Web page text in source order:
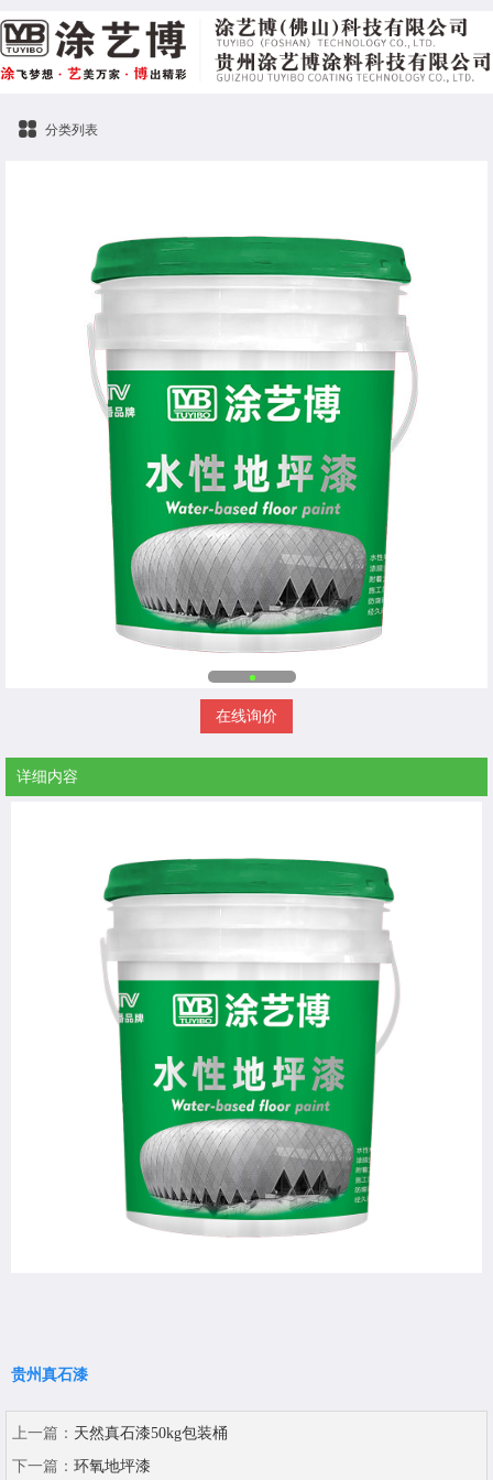
分类列表
在线询价
详细内容
贵州真石漆
上一篇： 天然真石漆50kg包装桶
下一篇： 环氧地坪漆